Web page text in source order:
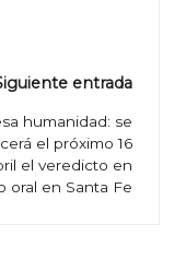
entrada
humanidad: se
el próximo 16
el veredicto en
oral en Santa Fe